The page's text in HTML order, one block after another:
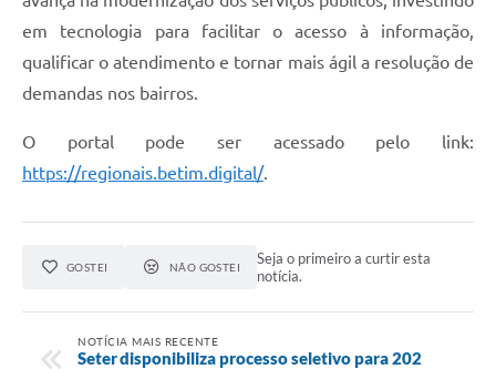
em tecnologia para facilitar o acesso à informação,
qualificar o atendimento e tornar mais ágil a resolução de
demandas nos bairros.
O portal pode ser acessado pelo link:
https://regionais.betim.digital/.
GOSTEI NÃO GOSTEI
Seja o primeiro a curtir esta
notícia.
NOTÍCIA MAIS RECENTE
Seter disponibiliza processo seletivo para 202